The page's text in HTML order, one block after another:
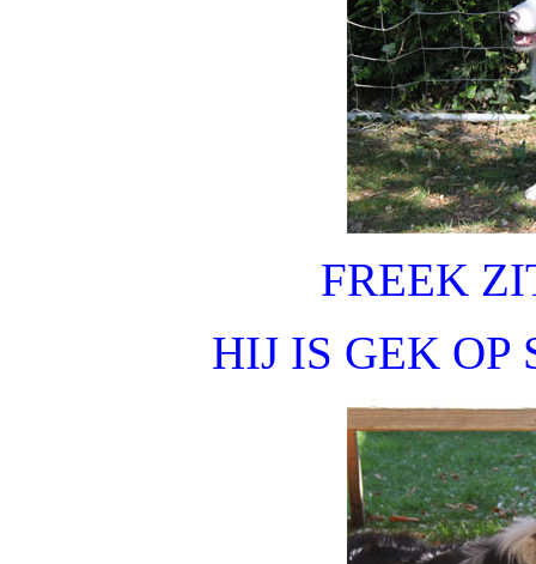
FREEK
HIJ IS GEK OP